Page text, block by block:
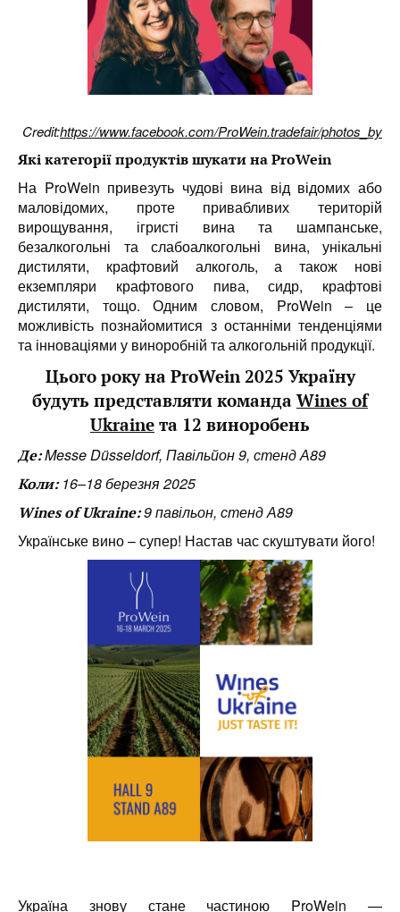
Credit:https://www.facebook.com/ProWein.tradefair/photos_by
Які категорії продуктів шукати на ProWein
На ProWein привезуть чудові вина від відомих або
маловідомих, проте привабливих територій
вирощування, ігристі вина та шампанське,
безалкогольні та слабоалкогольні вина, унікальні
дистиляти, крафтовий алкоголь, а також нові
екземпляри крафтового пива, сидр, крафтові
дистиляти, тощо.Одним словом, ProWein – це
можливість познайомитися з останніми тенденціями
та інноваціями у виноробній та алкогольній продукції.
Цього року на ProWein 2025 Україну
будуть представляти команда Wines of
Ukraine та 12 виноробень
Де:Messe Düsseldorf, Павільйон 9, стенд А89
Коли:16–18 березня 2025
Wines of Ukraine:9 павільон, стенд А89
Українське вино – супер! Настав час скуштувати його!
Україна знову стане частиною ProWein —